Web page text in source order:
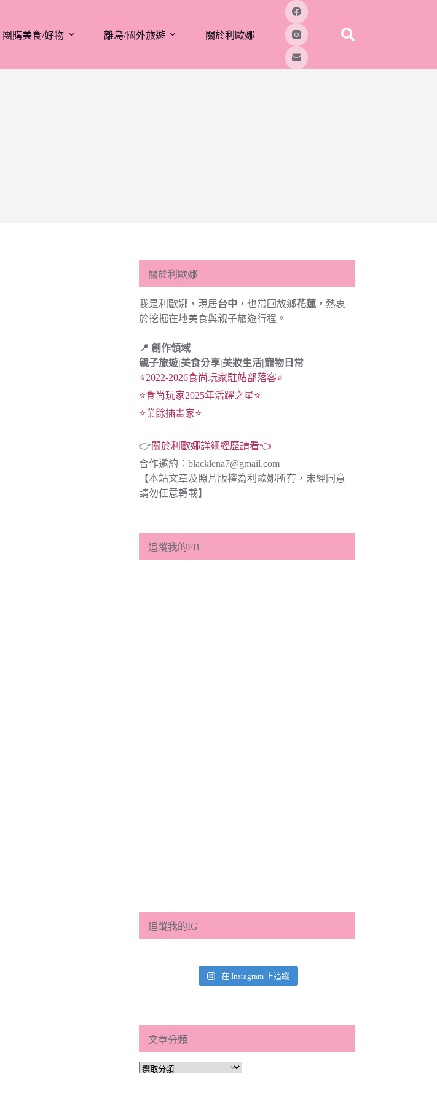
團購美食/好物 離島/國外旅遊 關於利歐娜
關於利歐娜
我是利歐娜，現居台中 ，也常回故鄉花蓮， 熱衷
於挖掘在地美食與親子旅遊行程。
📍 創作領域
親子旅遊|美食分享|美妝生活|寵物日常
⭐2022-2026食尚玩家駐站部落客⭐
⭐食尚玩家2025年活躍之星⭐
⭐業餘插畫家⭐
👉關於利歐娜詳細經歷請看👈
合作邀約： blacklena7@gmail.com
【本站文章及照片版權為利歐娜所有，未經同意
請勿任意轉載】
追蹤我的FB
追蹤我的IG
在 Instagram 上追蹤
文章分類
文